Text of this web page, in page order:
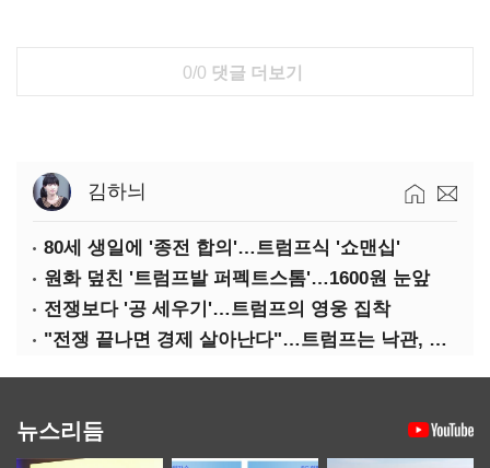
0/0 댓글 더보기
김하늬
80세 생일에 '종전 합의'…트럼프식 '쇼맨십'
원화 덮친 '트럼프발 퍼펙트스톰'…1600원 눈앞
전쟁보다 '공 세우기'…트럼프의 영웅 집착
"전쟁 끝나면 경제 살아난다"…트럼프는 낙관, 미국인은 싸늘
뉴스리듬